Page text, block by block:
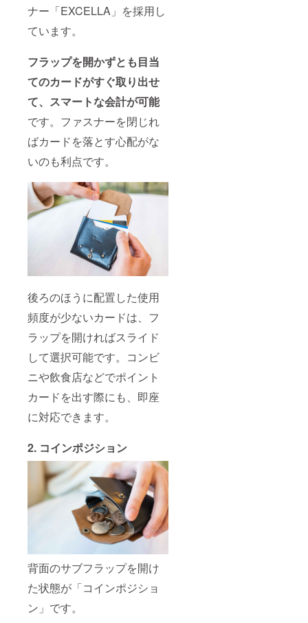
ナー「EXCELLA」を採用し
ています。
フラップを開かずとも目当
てのカードがすぐ取り出せ
て、スマートな会計が可能
です。ファスナーを閉じれ
ばカードを落とす心配がな
いのも利点です。
後ろのほうに配置した使用
頻度が少ないカードは、フ
ラップを開ければスライド
して選択可能です。コンビ
ニや飲食店などでポイント
カードを出す際にも、即座
に対応できます。
2. コインポジション
背面のサブフラップを開け
た状態が「コインポジショ
ン」です。